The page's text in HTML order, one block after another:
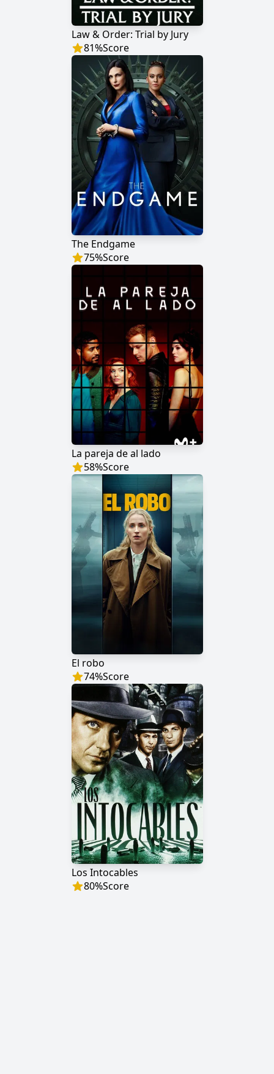
Law & Order: Trial by Jury
81%Score
The Endgame
75%Score
La pareja de al lado
58%Score
El robo
74%Score
Los Intocables
80%Score